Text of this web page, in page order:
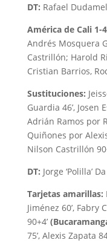
DT: Rafael
América de Cali 1-
Andrés Mosquera
Castrillón; Harold
Cristian Barrios,
Sustituciones:
Guardia 46’, Josen
Adrián Ramos por
Quiñones por
Nilson Castrillón
DT: Jorge ‘Polilla’
Tarjetas amarillas:
Jiménez 60’, Fabry
90+4’
75’, Alexis Zapata